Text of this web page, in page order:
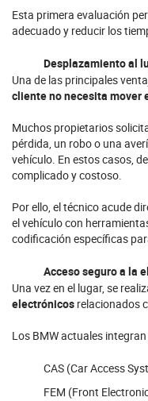
Esta primera evaluación
adecuado y reducir los
Desplazamiento al
Una de las principales
cliente no necesita mover
Muchos propietarios
pérdida, un robo o una
vehículo. En estos casos,
complicado y costoso.
Por ello, el técnico acude
el vehículo con
codificación específicas
Acceso seguro a la
Una vez en el lugar, se
electrónicos relacionados
Los BMW actuales
CAS (Car Access
FEM (Front